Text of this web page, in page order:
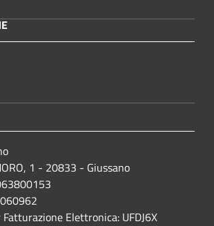
1 - 20833 - Giussano
Elettronica: UFDJ6X